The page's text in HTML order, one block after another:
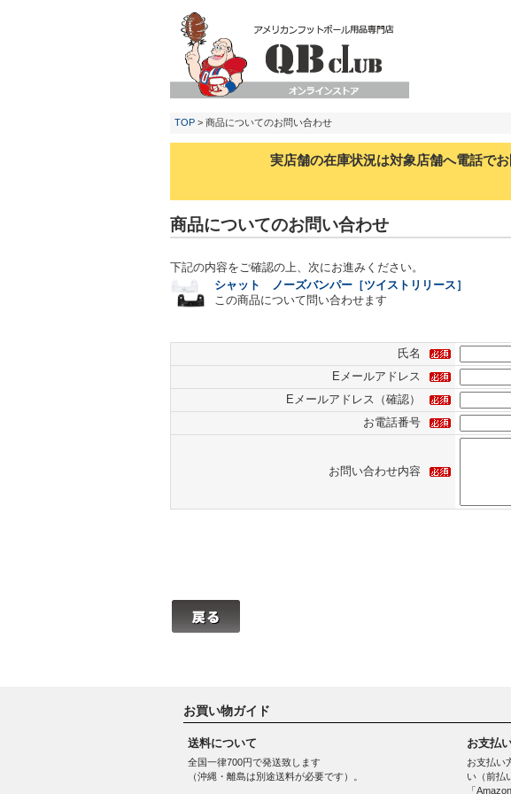
TOP > 商品についてのお問い合わせ
実店舗の在庫状況は対象店舗へ電話で
商品についてのお問い合わせ
下記の内容をご確認の上、次にお進みください。
シャット ノーズバンパー［ツイストリリース］
この商品について問い合わせます
氏名
Eメールアドレス
Eメールアドレス（確認）
お電話番号
お問い合わせ内容
お買い物ガイド
送料について
全国一律700円で発送致します
（沖縄・離島は別途送料が必要です）。
お支払
お支払い
い（前払
「